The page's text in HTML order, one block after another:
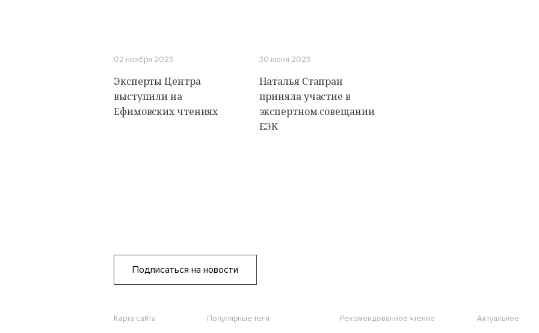
02 ноября 2023
Эксперты Центра
выступили на
Ефимовских чтениях
30 июня 2023
Наталья Стапран
приняла участие в
экспертном совещании
ЕЭК
Подписаться на новости
Карта сайта Популярные теги Рекомендованное чтение Актуальное